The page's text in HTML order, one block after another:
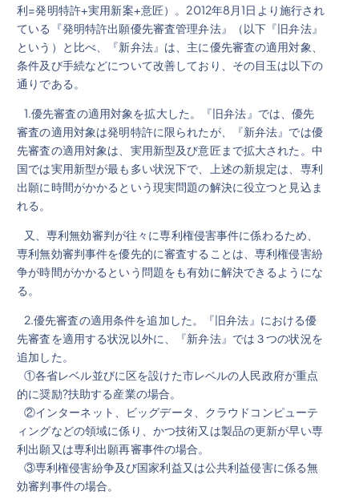
利=発明特許+実用新案+意匠）。2012年8月1日より施行され
ている『発明特許出願優先審査管理弁法』（以下『旧弁法』
という）と比べ、『新弁法』は、主に優先審査の適用対象、
条件及び手続などについて改善しており、その目玉は以下の
通りである。
1.優先審査の適用対象を拡大した。『旧弁法』では、優先
審査の適用対象は発明特許に限られたが、『新弁法』では優
先審査の適用対象は、実用新型及び意匠まで拡大された。中
国では実用新型が最も多い状況下で、上述の新規定は、専利
出願に時間がかかるという現実問題の解決に役立つと見込ま
れる。
又、専利無効審判が往々に専利権侵害事件に係わるため、
専利無効審判事件を優先的に審査することは、専利権侵害紛
争が時間がかかるという問題をも有効に解決できるようにな
る。
2.優先審査の適用条件を追加した。『旧弁法』における優
先審査を適用する状況以外に、『新弁法』では３つの状況を
追加した。
①各省レベル並びに区を設けた市レベルの人民政府が重点
的に奨励?扶助する産業の場合。
②インターネット、ビッグデータ、クラウドコンピューテ
ィングなどの領域に係り、かつ技術又は製品の更新が早い専
利出願又は専利出願再審事件の場合。
③専利権侵害紛争及び国家利益又は公共利益侵害に係る無
効審判事件の場合。